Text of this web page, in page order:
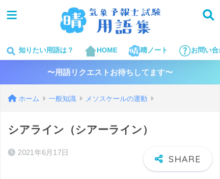
知りたい用語は？ HOME 晴ノート お問い
〜用語リクエストお待ちしてます〜
ホーム 一般知識 メソスケールの運動
シアライン（シアーライン）
2021年6月17日